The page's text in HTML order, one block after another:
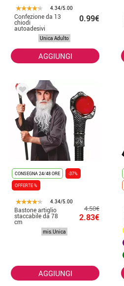
4.34/5.00
Confezione da 13
chiodi
autoadesivi
effetto metallo
0.99€
Unica Adulto
AGGIUNGI
CONSEGNA 24/48 ORE
-37%
OFFERTE %
4.34/5.00
Bastone artiglio
staccabile da 78
cm
4.50€
2.83€
mis.Unica
AGGIUNGI